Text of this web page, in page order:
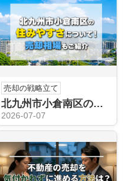
売却の戦略立て
北九州市小倉南区の住みやすさについて！売却相場もご紹介
2026-07-07